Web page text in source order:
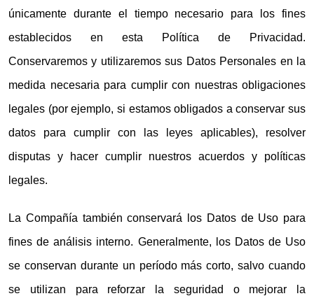
únicamente durante el tiempo necesario para los fines
establecidos en esta Política de Privacidad.
Conservaremos y utilizaremos sus Datos Personales en la
medida necesaria para cumplir con nuestras obligaciones
legales (por ejemplo, si estamos obligados a conservar sus
datos para cumplir con las leyes aplicables), resolver
disputas y hacer cumplir nuestros acuerdos y políticas
legales.
La Compañía también conservará los Datos de Uso para
fines de análisis interno. Generalmente, los Datos de Uso
se conservan durante un período más corto, salvo cuando
se utilizan para reforzar la seguridad o mejorar la